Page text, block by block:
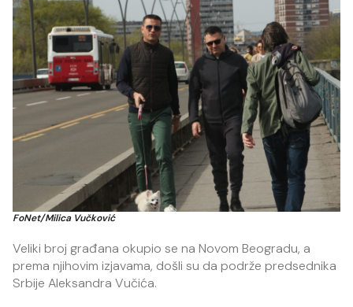
FoNet/Milica Vučković
Veliki broj građana okupio se na Novom Beogradu, a
prema njihovim izjavama, došli su da podrže predsednika
Srbije Aleksandra Vučića.